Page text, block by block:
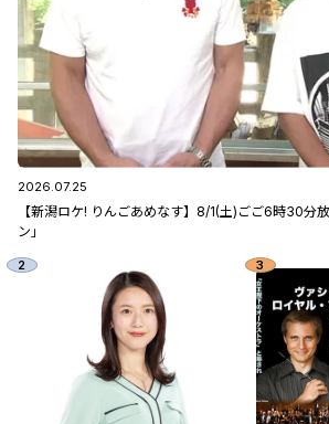
2026.07.25
【新潟ロケ! りんごあめなす】8/1(土)ごご6時30分
ン」